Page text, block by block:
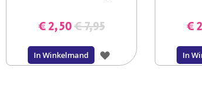
€ 2,50€ 7,95
In Winkelmand
VOEG
€
In